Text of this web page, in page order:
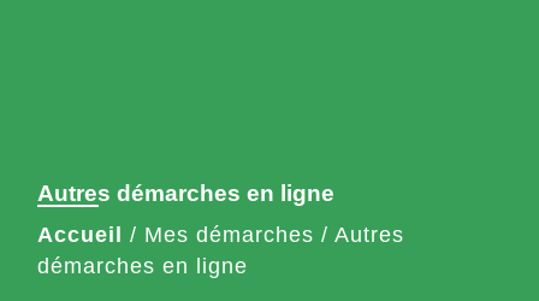
Autres démarches en ligne
Accueil / Mes démarches / Autres
démarches en ligne